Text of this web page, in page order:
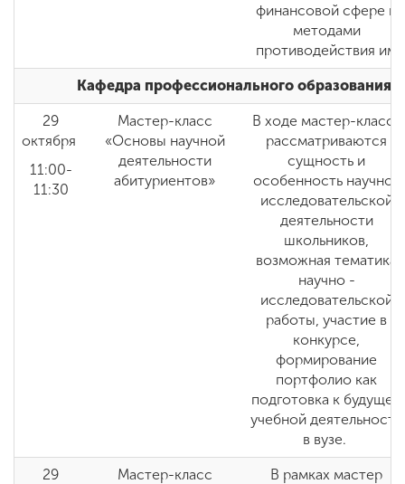
финансовой сфере и
методами
противодействия им
Кафедра профессионального образования
29
октября
11:00-
11:30
Мастер-класс
«Основы научной
деятельности
абитуриентов»
В ходе мастер-класса
рассматриваются
сущность и
особенность научно-
исследовательской
деятельности
школьников,
возможная тематика
научно -
исследовательской
работы, участие в
конкурсе,
формирование
портфолио как
подготовка к будущей
учебной деятельности
в вузе.
29
Мастер-класс
В рамках мастер